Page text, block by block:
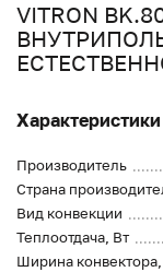
VITRON
Характеристики
Производитель
Страна
Вид конвекции
Теплоотдача, Вт
Ширина